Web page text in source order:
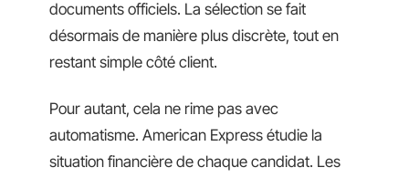
documents officiels. La sélection se fait
désormais de manière plus discrète, tout en
restant simple côté client.
Pour autant, cela ne rime pas avec
automatisme. American Express étudie la
situation financière de chaque candidat. Les